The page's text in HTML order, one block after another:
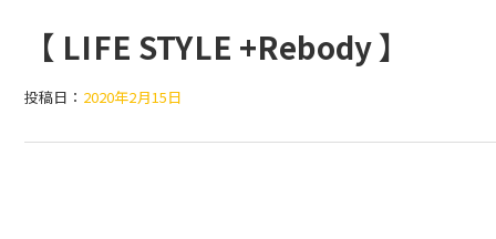
【 LIFE STYLE +Rebody 】
投稿日： 2020年2月15日